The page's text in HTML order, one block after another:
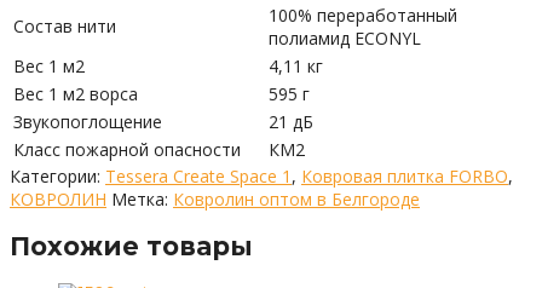
Состав нити
100% переработанный
полиамид ECONYL
Вес 1 м2
4,11 кг
Вес 1 м2 ворса
595 г
Звукопоглощение
21 дБ
Класс пожарной опасности
КМ2
Категории: Tessera Create Space 1 , Ковровая плитка FORBO,
КОВРОЛИН Метка: Ковролин оптом в Белгороде
Похожие товары